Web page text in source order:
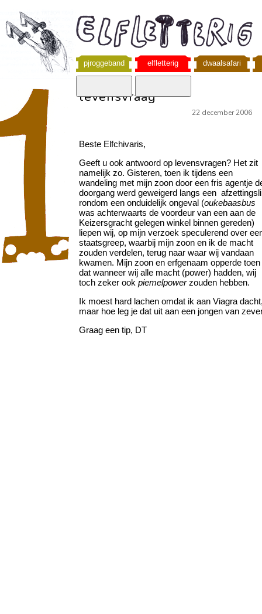
pjroggeband elfletterig dwaalsafari
levensvraag
22 december 2006
Beste Elfchivaris,
Geeft u ook antwoord op levensvragen? Het zit
namelijk zo. Gisteren, toen ik tijdens een
wandeling met mijn zoon door een fris agentje
doorgang werd geweigerd langs een
rondom een onduidelijk ongeval (oukebaasbus
was achterwaarts de voordeur van een aan de
Keizersgracht gelegen winkel binnen gereden)
liepen wij, op mijn verzoek speculerend over
staatsgreep, waarbij mijn zoon en ik de macht
zouden verdelen, terug naar waar wij vandaan
kwamen. Mijn zoon en erfgenaam opperde toen
dat wanneer wij alle macht (power) hadden, wij
toch zeker ook piemelpowerzouden hebben.
Ik moest hard lachen omdat ik aan Viagra
maar hoe leg je dat uit aan een jongen van
Graag een tip, DT